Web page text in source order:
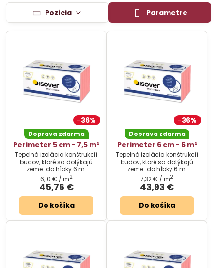
Pozícia Parametre
36%
Doprava zdarma
Perimeter 5 cm - 7,5 m²
Tepelná izolácia konštrukcií
budov, ktoré sa dotýkajú
zeme-do hĺbky 6 m.
45,76 €
6,10 € / m2
Do košíka
36%
Doprava zdarma
Perimeter 6 cm - 6 m²
Tepelná izolácia konštrukcií
budov, ktoré sa dotýkajú
zeme-do hĺbky 6 m.
43,93 €
7,32 € / m2
Do košíka